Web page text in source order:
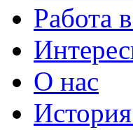
Работа
О нас